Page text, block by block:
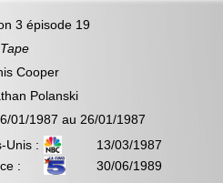
3 épisode 19
Cooper
Polanski
01/1987 au 26/01/1987
Unis :
13/03/1987
:
30/06/1989